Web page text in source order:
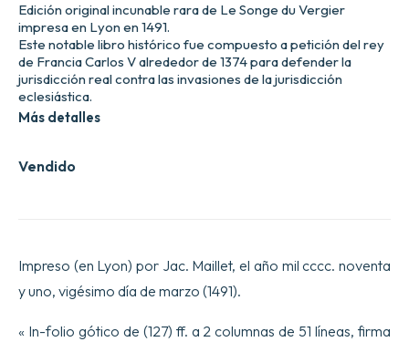
Vendido
Edición original incunable rara de Le Songe du Vergier
impresa en Lyon en 1491.
Este notable libro histórico fue compuesto a petición del rey
de Francia Carlos V alrededor de 1374 para defender la
jurisdicción real contra las invasiones de la jurisdicción
eclesiástica.
Más detalles
Impreso (en Lyon) por Jac. Maillet, el año mil cccc. noventa
y uno, vigésimo día de marzo (1491).
« In-folio gótico de (127) ff. a 2 columnas de 51 líneas, firma